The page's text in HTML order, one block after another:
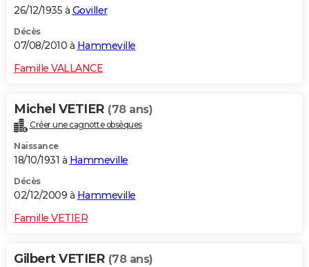
26/12/1935 à Goviller
Décès
07/08/2010 à Hammeville
Famille VALLANCE
Michel VETIER (78 ans)
Créer une cagnotte obsèques
Naissance
18/10/1931 à Hammeville
Décès
02/12/2009 à Hammeville
Famille VETIER
Gilbert VETIER (78 ans)